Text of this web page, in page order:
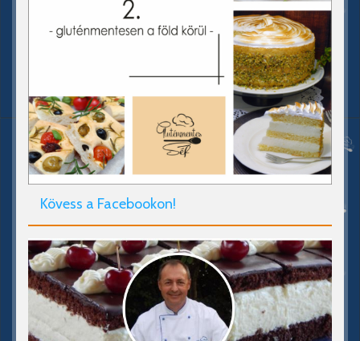
Kövess a Facebookon!